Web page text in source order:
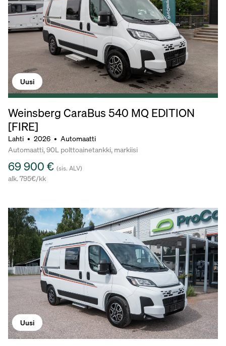
Uusi
Weinsberg CaraBus 540 MQ EDITION
[FIRE]
Lahti • 2026 • Automaatti
Automaatti, 90L polttoainetankki, markiisi
69 900 € (sis. ALV)
alk. 795€/kk
Uusi